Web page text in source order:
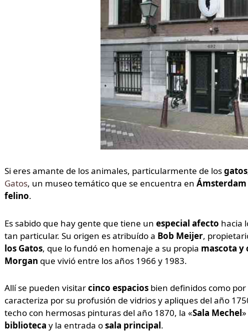
Si eres amante de los animales, particularmente de losgatos
Gatos, un museo temático que se encuentra en Ámsterdam
felino.
Es sabido que hay gente que tiene un especial afecto hacia
tan particular. Su origen es atribuído a Bob Meijer,
los Gatos, que lo fundó en homenaje a su propia mascota y
Morgan que vivió entre los años 1966 y 1983.
Allí se pueden visitarcinco espacios bien definidos como por
caracteriza por su profusión de vidrios y apliques del año
techo con hermosas pinturas del año 1870, la «Sala Mechel
biblioteca y la entrada osala principal.